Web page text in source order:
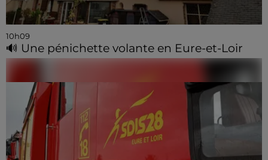
10h09
🔊 Une pénichette volante en Eure-et-Loir